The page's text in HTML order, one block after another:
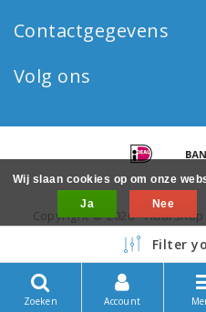
Contactgegevens
Volg ons
Copyright © 2026 -
haarproducten - All rights
Filter
Zoeken Account
Wij slaan cookies op om onze
Ja
Nee